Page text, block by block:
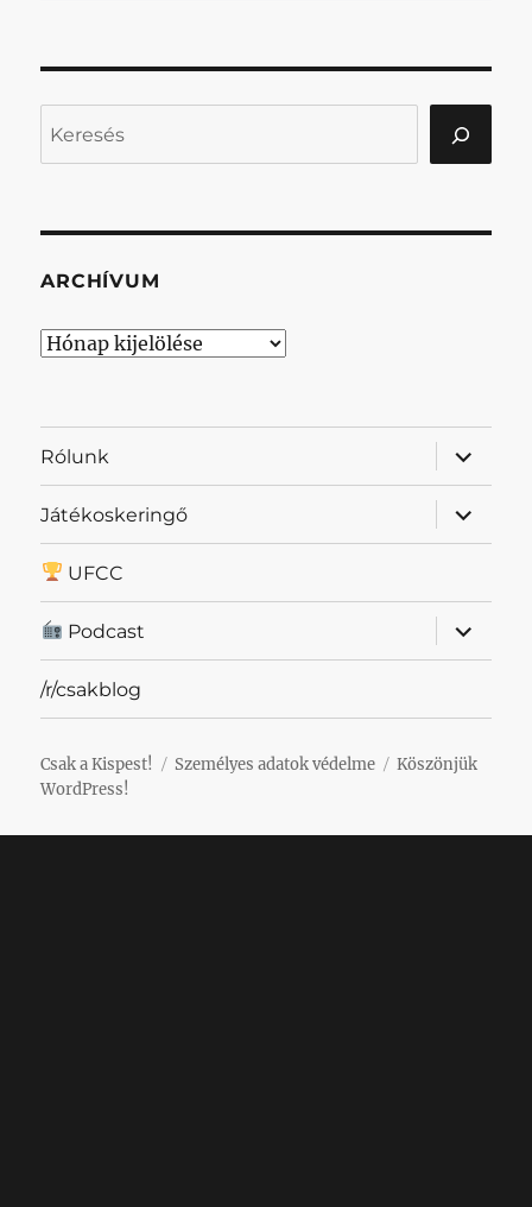
ARCHÍVUM
Archívum
Rólunk
almenü
Játékoskeringő
almenü
UFCC
Podcast
almenü
/r/csakblog
Csak a Kispest! Személyes adatok védelme
Köszönjük
WordPress!